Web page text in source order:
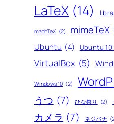
LaTeX (14)
mathTeX (2) mimeTeX
Ubuntu (4) Ubuntu
VirtualBox (5)
Windows10 (2)
うつ (7) ひな祭り (2)
カメラ (7) ネジバナ